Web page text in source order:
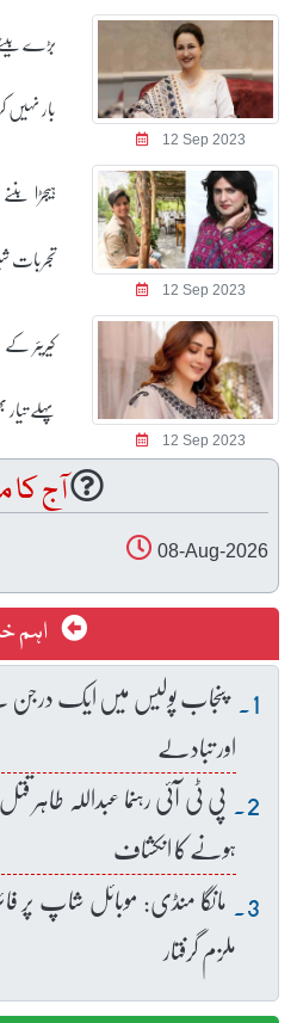
12 Sep 2023
بڑے
بار
12 Sep 2023
ہیجڑا
تجربات
12 Sep 2023
کیریئر
پہلے
آج کا
08-Aug-2026
اہم
پنجاب پولیس میں ایک درجن
اور تبادلے
پی ٹی آئی رہنما عبداللہ
ہونے کا انکشاف
مانگا منڈی: موبائل شاپ پر
ملزم گرفتار